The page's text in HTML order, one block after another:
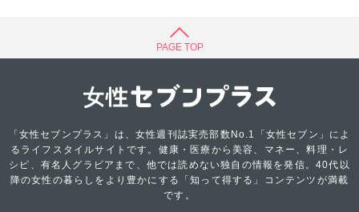
PAGE TOP
「女性セブンプラス」は、女性週刊誌実売部数No.1「女性セブン」によ
るライフスタイルサイトです。健康・医療から美容、マネー、料理・レ
シピ、有名人グラビアまで、他では読めない独自の情報を発信。40代以
降の女性の暮らしをより豊かにする「知って得する」コンテンツが満載
です。